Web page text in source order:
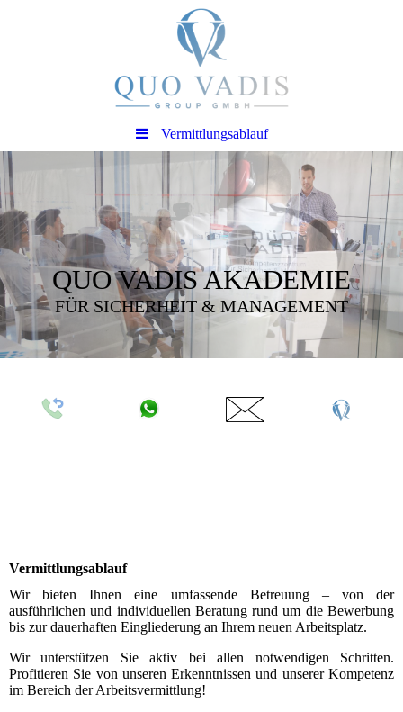
Vermittlungsablauf
QUO VADIS AKADEMIE
FÜR SICHERHEIT & MANAGEMENT
Vermittlungsablauf
Wir bieten Ihnen eine umfassende Betreuung – von der
ausführlichen und individuellen Beratung rund um die Bewerbung
bis zur dauerhaften Eingliederung an Ihrem neuen Arbeitsplatz.
Wir unterstützen Sie aktiv bei allen notwendigen Schritten.
Profitieren Sie von unseren Erkenntnissen und unserer Kompetenz
im Bereich der Arbeitsvermittlung!